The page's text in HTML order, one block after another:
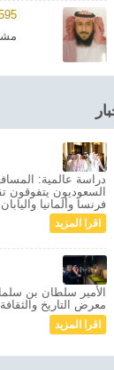
دراسة عالمية:
السعوديون يتفوقون
فرنسا وألمانيا واليابان
اقرا المزيد
الأمير سلطان بن
معرض التاريخ
اقرا المزيد